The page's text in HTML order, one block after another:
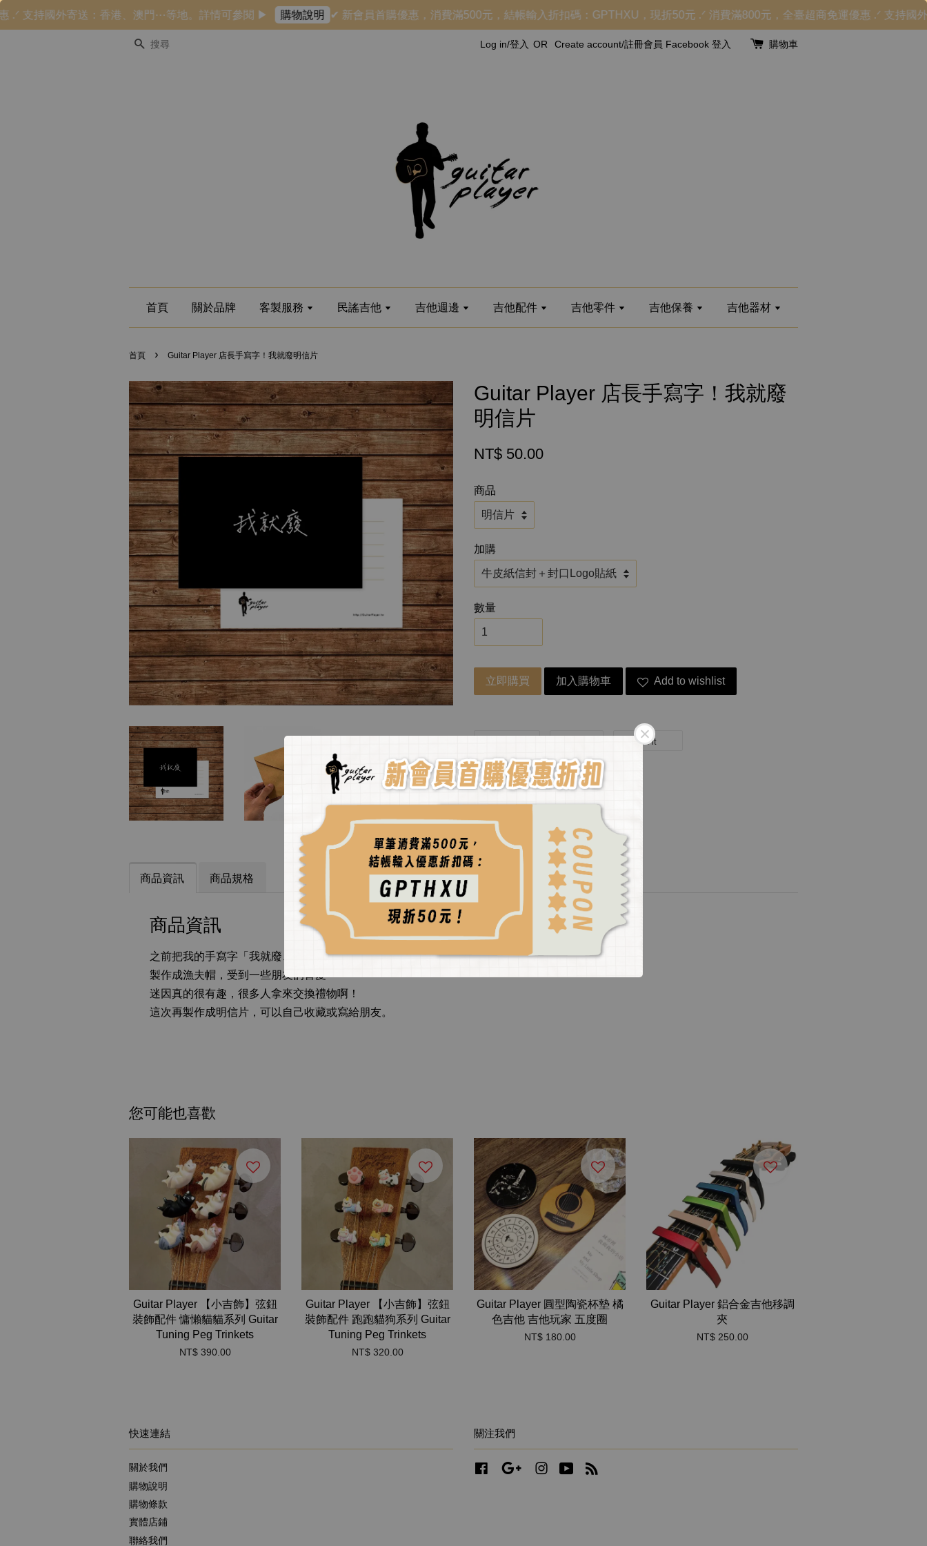
支持國外寄送：香港、澳門⋯等地。詳情可參閱 ▶ 購物說明 ✔ 新會員首購優惠，消費滿500元，結帳輸入折扣碼：GPTHXU，現折50元 .ᐟ 消費滿800元，全臺超商免運優惠 .ᐟ 支持國外
搜尋 Log in/登入 OR Create account/註冊會員 Facebook 登入 購物車
首頁 關於品牌 客製服務 民謠吉他 吉他週邊 吉他配件 吉他零件 吉他保養 吉他器材
首頁 › Guitar Player 店長手寫字！我就廢明信片
Guitar Player 店長手寫字！我就廢
明信片
NT$ 50.00
商品
加購
數量
立即購買 加入購物車 Add to wishlist
Pin it
商品資訊 商品規格
商品資訊
之前把我的手寫字「我就廢、我就爛」，
製作成漁夫帽，受到一些朋友的喜愛～
迷因真的很有趣，很多人拿來交換禮物啊！
這次再製作成明信片，可以自己收藏或寫給朋友。
您可能也喜歡
Guitar Player 【小吉飾】弦鈕
裝飾配件 慵懶貓貓系列 Guitar
Tuning Peg Trinkets
NT$ 390.00
Guitar Player 【小吉飾】弦鈕
裝飾配件 跑跑貓狗系列 Guitar
Tuning Peg Trinkets
NT$ 320.00
Guitar Player 圓型陶瓷杯墊 橘
色吉他 吉他玩家 五度圈
NT$ 180.00
Guitar Player 鋁合金吉他移調
夾
NT$ 250.00
快速連結
關於我們
購物說明
購物條款
實體店鋪
聯絡我們
關注我們
Facebook Google InstagramYouTube